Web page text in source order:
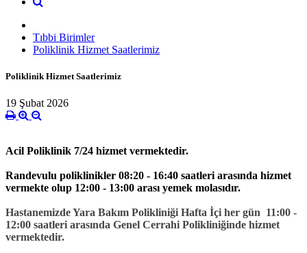
Tıbbi Birimler
Poliklinik Hizmet Saatlerimiz
Poliklinik Hizmet Saatlerimiz
19 Şubat 2026
Acil Poliklinik 7/24 hizmet vermektedir.
Randevulu poliklinikler 08:20 - 16:40 saatleri arasında hizmet
vermekte olup 12:00 - 13:00 arası yemek molasıdır.
Hastanemizde Yara Bakım Polikliniği Hafta İçi her gün 11:00 -
12:00 saatleri arasında Genel Cerrahi Polikliniğinde hizmet
vermektedir.